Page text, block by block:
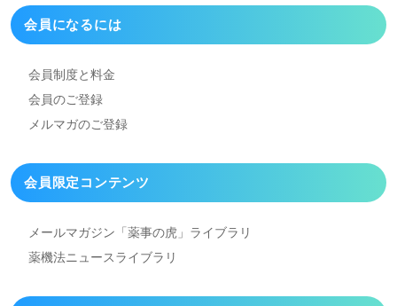
会員になるには
会員制度と料金
会員のご登録
メルマガのご登録
会員限定コンテンツ
メールマガジン「薬事の虎」 ライブラリ
薬機法ニュースライブラリ